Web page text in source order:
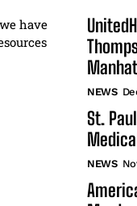
have
NEWS
St.
NEWS